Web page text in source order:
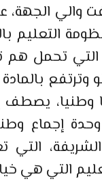
الجهة،
التعليم
التي تحمل
وترتفع
وطنيا، يصطف
إجماع
التي
التي هي